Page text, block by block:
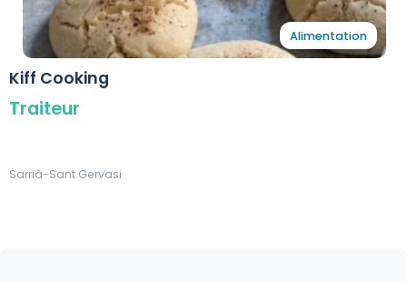
Alimentation
Kiff Cooking
Traiteur
Sarrià-Sant Gervasi